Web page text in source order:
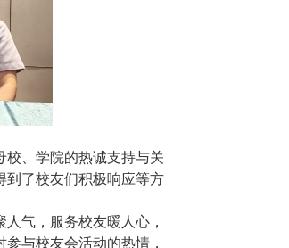
校、学院的热诚支持与关
到了校友们积极响应等方
气，服务校友暖人心，
与校友会活动的热情，